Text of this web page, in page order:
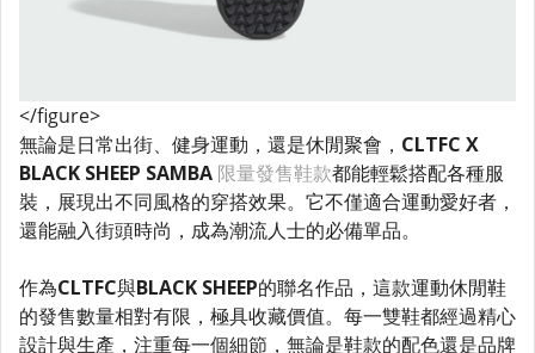
</figure>
無論是日常出街、健身運動，還是休閒聚會， CLTFC X
BLACK SHEEP SAMBA 限量發售鞋款都能輕鬆搭配各種服
裝，展現出不同風格的穿搭效果。它不僅適合運動愛好者，
還能融入街頭時尚，成為潮流人士的必備單品。
作為CLTFC與BLACK SHEEP的聯名作品，這款運動休閒鞋
的發售數量相對有限，極具收藏價值。每一雙鞋都經過精心
設計與生產，注重每一個細節，無論是鞋款的配色還是品牌